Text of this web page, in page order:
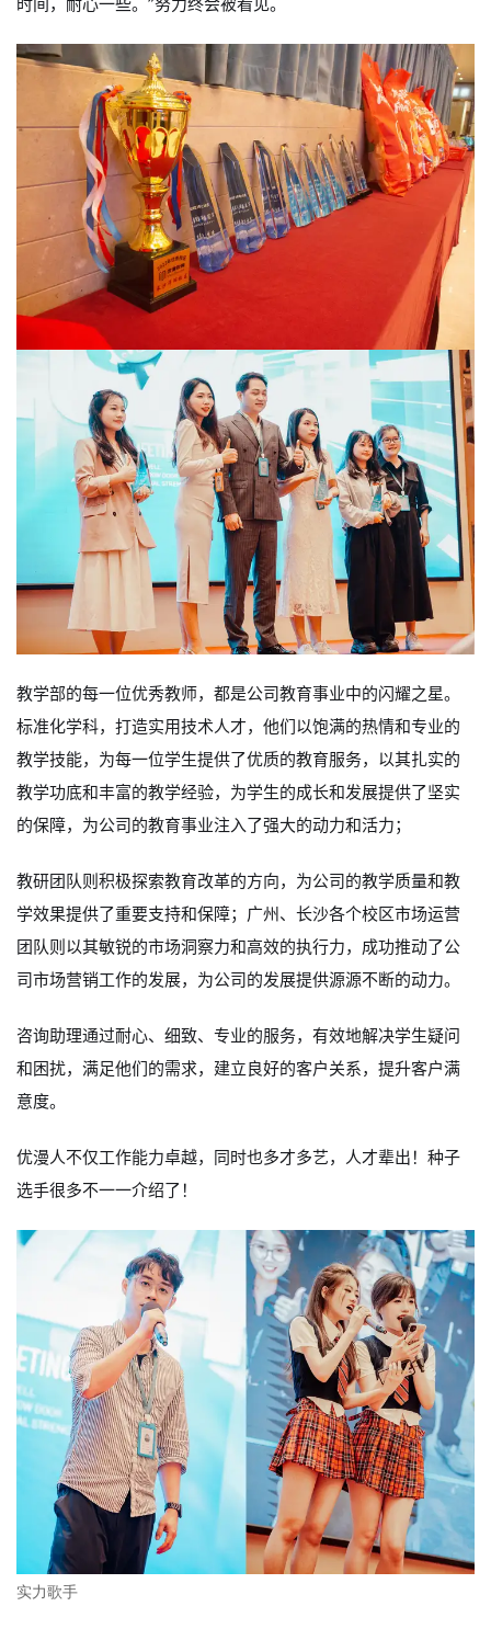
教学部的每一位优秀教师，都是公司教育事业中的闪耀之星。
标准化学科，打造实用技术人才，他们以饱满的热情和专业的
教学技能，为每一位学生提供了优质的教育服务，以其扎实的
教学功底和丰富的教学经验，为学生的成长和发展提供了坚实
的保障，为公司的教育事业注入了强大的动力和活力；
教研团队则积极探索教育改革的方向，为公司的教学质量和教
学效果提供了重要支持和保障；广州、长沙各个校区市场运营
团队则以其敏锐的市场洞察力和高效的执行力，成功推动了公
司市场营销工作的发展，为公司的发展提供源源不断的动力。
咨询助理通过耐心、细致、专业的服务，有效地解决学生疑问
和困扰，满足他们的需求，建立良好的客户关系，提升客户满
意度。
优漫人不仅工作能力卓越，同时也多才多艺，人才辈出！种子
选手很多不一一介绍了！
实力歌手